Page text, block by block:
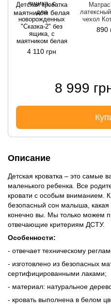
Детская кроватка
для
новорожденных
"Сказка-2" без
ящика, с
маятником белая
4 110 грн
Матрас
чехол
890
8 999
Описание
Детская кроватка – это самые
маленького ребенка. Все
кровати с особым вниманием.
безопасный сон малыша,
конечно вы. Мы только можем
отвечающие критериям ДСТУ.
Особенности:
- отвечает техническому
- изготовлено из безопасных
сертифицированными лаками;
- материал: натуральное
- кровать выполнена в белом